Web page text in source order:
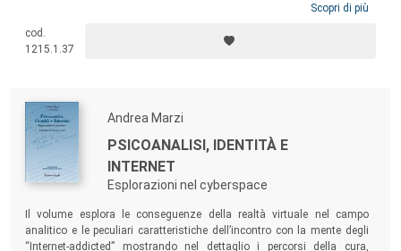
assenze così come le presenze della mente all’opera? Qual è il
sull’analista? Qual è il luogo e l’impatto della parte non pensante della
mente, e come funziona?”
Scopri di più
cod.
1215.1.37
Andrea Marzi
PSICOANALISI, IDENTITÀ E
INTERNET
Esplorazioni nel cyberspace
Il volume esplora le conseguenze della realtà virtuale nel campo
analitico e le peculiari caratteristiche dell’incontro con la mente degli
“Internet-addicted” mostrando nel dettaglio i percorsi della cura,